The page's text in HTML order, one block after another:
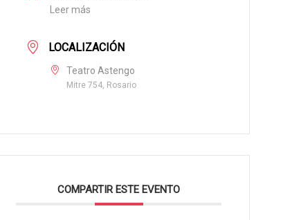
Leer más
LOCALIZACIÓN
Teatro Astengo
Mitre 754, Rosario
COMPARTIR ESTE EVENTO